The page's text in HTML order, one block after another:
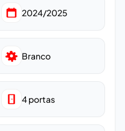
2024/2025
Branco
4portas